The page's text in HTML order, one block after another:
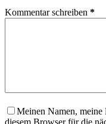
Kommentar schreiben *
Meinen Namen, meine
diesem Browser für die